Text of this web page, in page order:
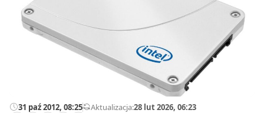
31 paź 2012, 08:25—Aktualizacja:28 lut 2026, 06:23